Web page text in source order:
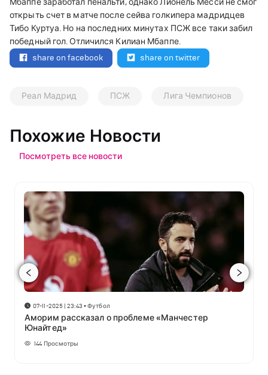
Мбаппе заработал пенальти, однако Лионель Месси не смог
открыть счет в матче после сейва голкипера мадридцев
Тибо Куртуа. Но на последних минутах ПСЖ все таки забил
победный гол. Отличился Килиан Мбаппе.
share on facebook
share on twitter
Реал Мадрид ПСЖ Лига Чемпионов
Похожие Новости
Посмотреть все новости
07-11-2025 | 23:43 •Футбол
Аморим рассказал о проблеме «Манчестер
Юнайтед»
144 Просмотры